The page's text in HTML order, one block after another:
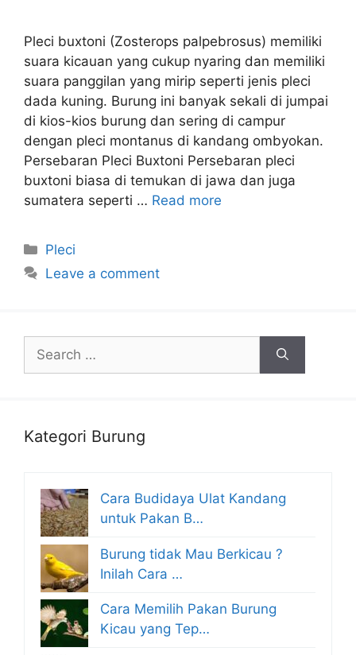
Pleci buxtoni (Zosterops palpebrosus) memiliki
suara kicauan yang cukup nyaring dan memiliki
suara panggilan yang mirip seperti jenis pleci
dada kuning. Burung ini banyak sekali di jumpai
di kios-kios burung dan sering di campur
dengan pleci montanus di kandang ombyokan.
Persebaran Pleci Buxtoni Persebaran pleci
buxtoni biasa di temukan di jawa dan juga
sumatera seperti … Read more
Categories
Pleci
Leave a comment
Search
for:
Kategori Burung
Cara Budidaya Ulat Kandang
untuk Pakan B…
Burung tidak Mau Berkicau ?
Inilah Cara …
Cara Memilih Pakan Burung
Kicau yang Tep…